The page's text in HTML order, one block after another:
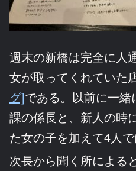
週末の新橋は完全に人
女が取ってくれていた
グ]である。以前に一
課の係長と、新人の時
た女の子を加えて4人で
次長から聞く所による